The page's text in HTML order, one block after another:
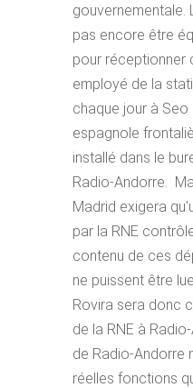
gouvernementale.
pas encore être
pour réceptionner
employé de la
chaque jour à Seo
espagnole
installé dans le
Radio-Andorre.
Madrid exigera
par la RNE
contenu de ces
ne puissent être
Rovira sera donc
de la RNE à
de Radio-Andorre
réelles fonctions